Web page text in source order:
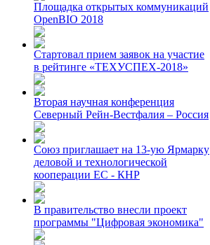
Площадка открытых коммуникаций
OpenBIO 2018
Стартовал прием заявок на участие
в рейтинге «ТЕХУСПЕХ-2018»
Вторая научная конференция
Северный Рейн-Вестфалия – Россия
Союз приглашает на 13-ую Ярмарку
деловой и технологической
кооперации ЕС - КНР
В правительство внесли проект
программы "Цифровая экономика"